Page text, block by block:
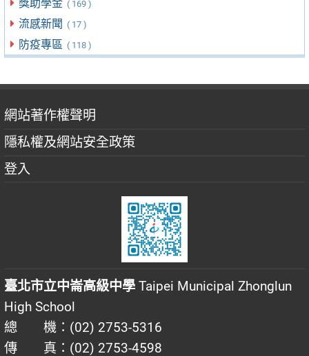
獎助學金 ( 169 )
流感新聞 ( 17 )
防疫專區 ( 118 )
網站著作權聲明
隱私權及網站安全政策
登入
臺北市立中崙高級中學 Taipei Municipal Zhonglun
High School
總 機：(02) 2753-5316
傳 真：(02) 2753-4598